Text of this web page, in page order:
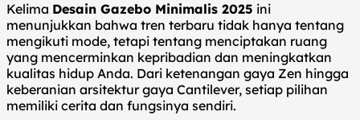
Kelima Desain Gazebo Minimalis 2025 ini
menunjukkan bahwa tren terbaru tidak hanya tentang
mengikuti mode, tetapi tentang menciptakan ruang
yang mencerminkan kepribadian dan meningkatkan
kualitas hidup Anda. Dari ketenangan gaya Zen hingga
keberanian arsitektur gaya Cantilever, setiap pilihan
memiliki cerita dan fungsinya sendiri.